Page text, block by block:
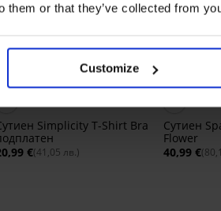
them or that they’ve collected from
Customize
Simplicity T-Shirt Bra
€(41,05 лв.)
Сутиен
Flower
40,99 €